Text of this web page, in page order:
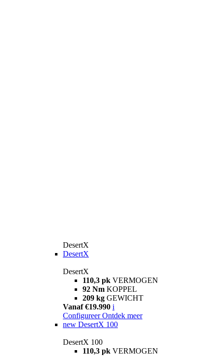
DesertX
DesertX
DesertX
110,3 pk VERMOGEN
92 Nm KOPPEL
209 kg GEWICHT
Vanaf €19.990 i
Configureer Ontdek meer
new DesertX 100
DesertX 100
110,3 pk VERMOGEN